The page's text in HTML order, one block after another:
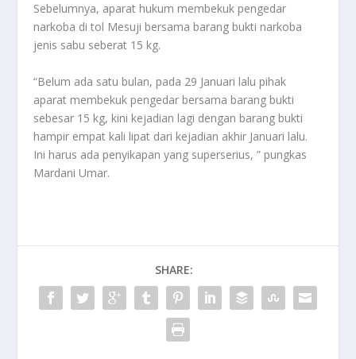
Sebelumnya, aparat hukum membekuk pengedar
narkoba di tol Mesuji bersama barang bukti narkoba
jenis sabu seberat 15 kg.
“Belum ada satu bulan, pada 29 Januari lalu pihak
aparat membekuk pengedar bersama barang bukti
sebesar 15 kg, kini kejadian lagi dengan barang bukti
hampir empat kali lipat dari kejadian akhir Januari lalu.
Ini harus ada penyikapan yang superserius, ” pungkas
Mardani Umar.
SHARE: